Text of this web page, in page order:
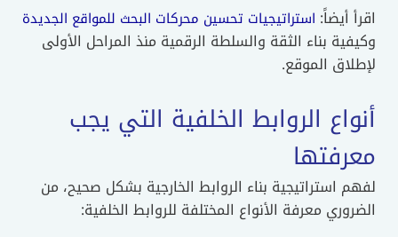
اقرأ أيضاً: استراتيجيات تحسين محركات البحث للمواقع الجديدة
وكيفية بناء الثقة والسلطة الرقمية منذ المراحل الأولى
لإطلاق الموقع.
أنواع الروابط الخلفية التي يجب
معرفتها
لفهم استراتيجية بناء الروابط الخارجية بشكل صحيح، من
الضروري معرفة الأنواع المختلفة للروابط الخلفية: